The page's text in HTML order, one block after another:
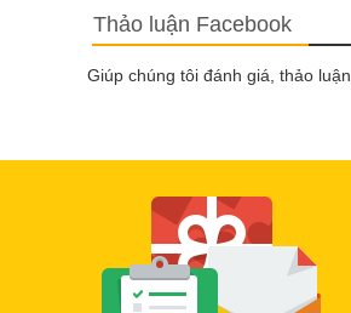
Thảo luận Facebook
Giúp chúng tôi đánh giá, thảo luận